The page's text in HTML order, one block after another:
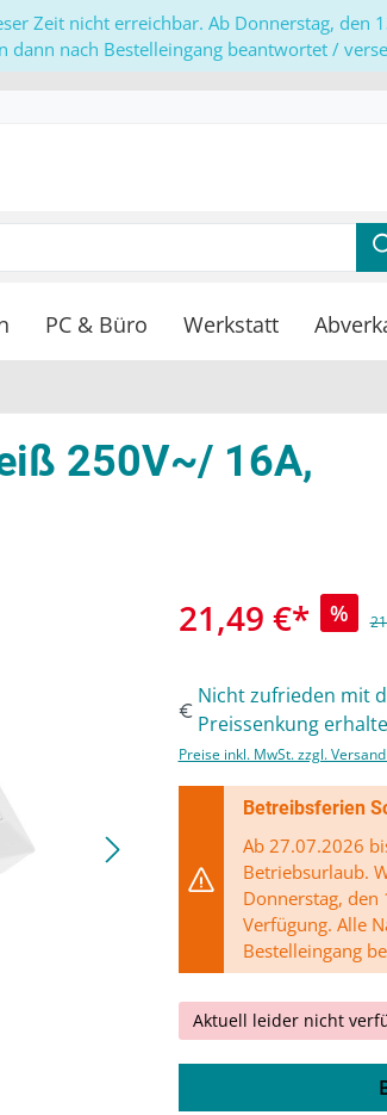
Zeit nicht erreichbar. Ab Donnerstag, den
dann nach Bestelleingang beantwortet /
PC & Büro Werkstatt
250V~/ 16A,
21,49 €* %
Nicht zufrieden mit
Preissenkung
Preise inkl. MwSt. zzgl.
Betreibsferien
Ab 27.07.2026
Betriebsurlaub.
Donnerstag,
Verfügung. Alle
Bestelleingang
Aktuell leider nicht